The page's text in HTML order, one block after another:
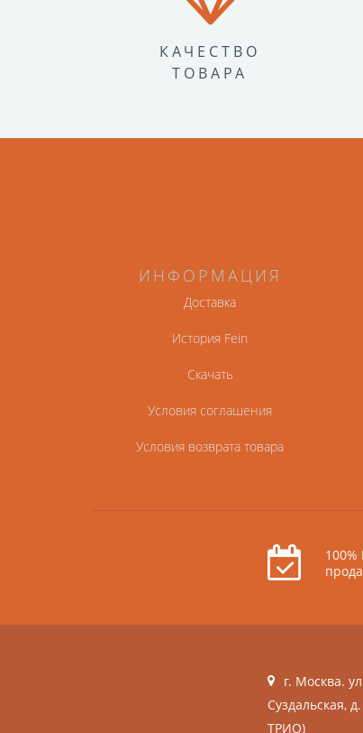
КАЧЕСТВО
ТОВАРА
ИНФОРМАЦИЯ
Доставка
История Fein
Скачать
Условия соглашения
Условия возврата товара
100%
г. Москва.
Суздальская,
ТРИО)